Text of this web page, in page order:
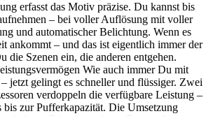
erfasst das Motiv präzise. Du kannst bis
– bei voller Auflösung mit voller
und automatischer Belichtung. Wenn es
ankommt – und das ist eigentlich immer der
die Szenen ein, die anderen entgehen.
Wie auch immer Du mit
jetzt gelingt es schneller und flüssiger. Zwei
verdoppeln die verfügbare Leistung –
zur Pufferkapazität. Die Umsetzung